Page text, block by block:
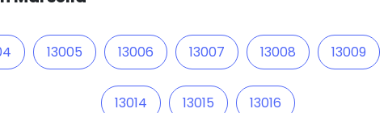
13005 13006 13007 13008 13009
13014 13015 13016